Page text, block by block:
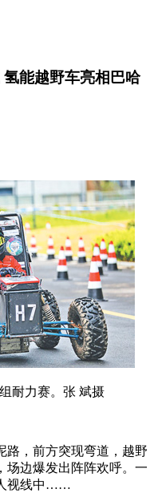
能越野车亮相巴哈
耐力赛。张 斌摄
，前方突现弯道，越野
场边爆发出阵阵欢呼。一
视线中……